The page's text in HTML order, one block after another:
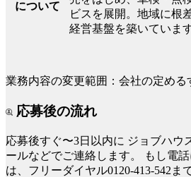
について
ビスを展開。地域に根
経営基盤を築いています
業務内容の変更範囲：会社の定める
応募後の流れ
応募後すぐ〜3日以内に ジョブハウ
ールなどでご連絡します。
もし電
は、フリーダイヤル0120-413-542ま